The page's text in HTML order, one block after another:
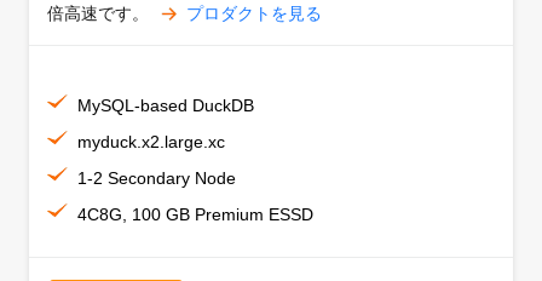
倍高速です。
プロダクトを見る
MySQL-based DuckDB
myduck.x2.large.xc
1-2 Secondary Node
4C8G, 100 GB Premium ESSD